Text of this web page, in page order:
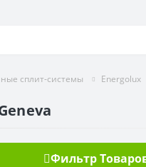
сплит-системы Energolux
Фильтр